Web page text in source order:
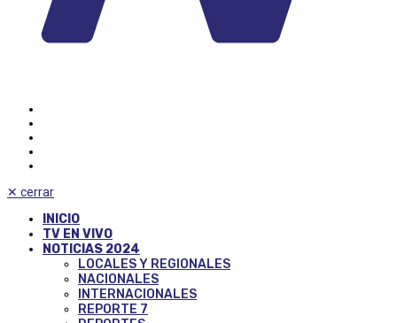
✕ cerrar
INICIO
TV EN VIVO
NOTICIAS 2024
LOCALES Y REGIONALES
NACIONALES
INTERNACIONALES
REPORTE 7